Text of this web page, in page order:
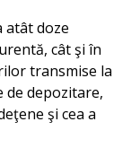
atât doze
cât şi în
transmise la
depozitare,
şi cea a